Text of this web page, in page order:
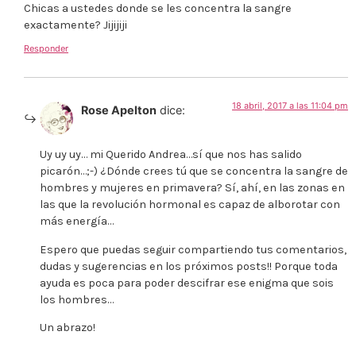
Chicas a ustedes donde se les concentra la sangre
exactamente? Jijijiji
Responder
Rose Apelton dice: 18 abril, 2017 a las 11:04 pm
Uy uy uy… mi Querido Andrea…sí que nos has salido
picarón…;-) ¿Dónde crees tú que se concentra la sangre de
hombres y mujeres en primavera? Sí, ahí, en las zonas en
las que la revolución hormonal es capaz de alborotar con
más energía…
Espero que puedas seguir compartiendo tus comentarios,
dudas y sugerencias en los próximos posts!! Porque toda
ayuda es poca para poder descifrar ese enigma que sois
los hombres…
Un abrazo!